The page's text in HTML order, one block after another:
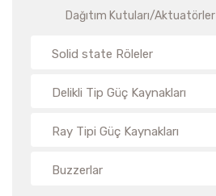
Dağıtım Kutuları/Aktuatörler
Solid state Röleler
Delikli Tip Güç Kaynakları
Ray Tipi Güç Kaynakları
Buzzerlar